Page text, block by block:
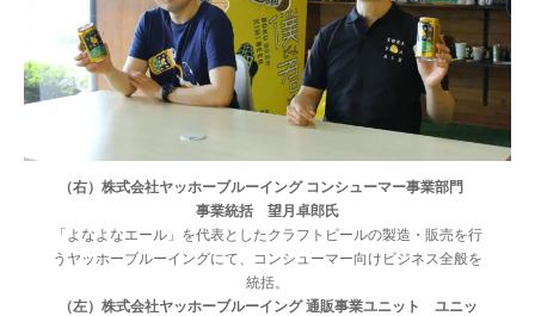
（右）株式会社ヤッホーブルーイング コンシューマー事業部門
事業統括 望月卓郎氏
「よなよなエール」を代表としたクラフトビールの製造・販売を行
うヤッホーブルーイングにて、コンシューマー向けビジネス全般を
統括。
（左）株式会社ヤッホーブルーイング 通販事業ユニット ユニッ